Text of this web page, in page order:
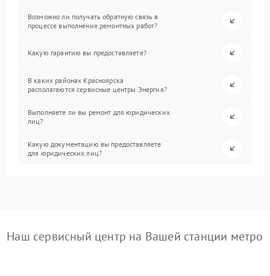
Возможно ли получать обратную связь в
процессе выполнения ремонтных работ?
Какую гарантию вы предоставляете?
В каких районах Красноярска
располагаются сервисные центры Энергия?
Выполняете ли вы ремонт для юридических
лиц?
Какую документацию вы предоставляете
для юридических лиц?
Наш сервисный центр на Вашей станции метро